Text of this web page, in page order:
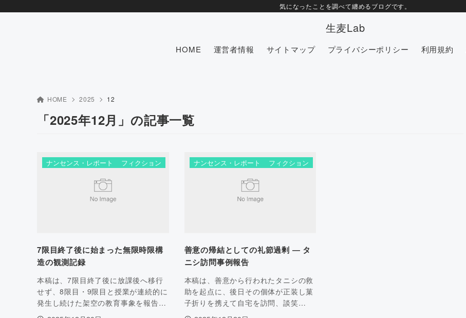
生麦Lab
気になったことを調べて纏めるブログです。
HOME 運営者情報 サイトマップ プライバシーポリシー 利用規約
HOME 2025 12
「2025年12月」の記事一覧
7限目終了後に始まった無限時限構
造の観測記録
本稿は、7限目終了後に放課後へ移行
せず、8限目・9限目と授業が連続的に
発生し続けた架空の教育事象を報告…
ナンセンス・レポート フィクション
善意の帰結としての礼節過剰 ― タ
ニシ訪問事例報告
本稿は、善意から行われたタニシの救
助を起点に、後日その個体が正装し菓
子折りを携えて自宅を訪問、談笑…
ナンセンス・レポート フィクション